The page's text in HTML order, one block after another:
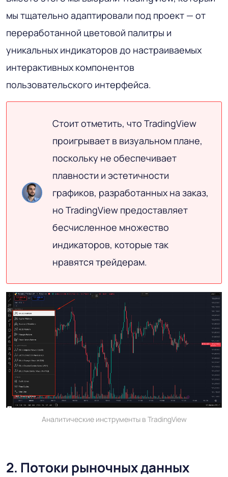
мы тщательно адаптировали под проект — от
переработанной цветовой палитры и
уникальных индикаторов до настраиваемых
интерактивных компонентов
пользовательского интерфейса.
Стоит отметить, что TradingView
проигрывает в визуальном плане,
поскольку не обеспечивает
плавности и эстетичности
графиков, разработанных на заказ,
но TradingView предоставляет
бесчисленное множество
индикаторов, которые так
нравятся трейдерам.
Аналитические инструменты в TradingView
2. Потоки рыночных данных